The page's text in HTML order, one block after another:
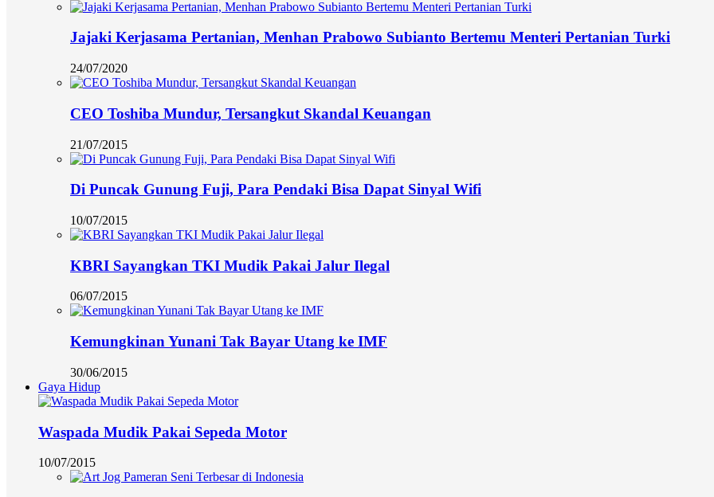
Jajaki Kerjasama Pertanian, Menhan Prabowo Subianto Bertemu Menteri Pertanian Turki
24/07/2020
CEO Toshiba Mundur, Tersangkut Skandal Keuangan
21/07/2015
Di Puncak Gunung Fuji, Para Pendaki Bisa Dapat Sinyal Wifi
10/07/2015
KBRI Sayangkan TKI Mudik Pakai Jalur Ilegal
06/07/2015
Kemungkinan Yunani Tak Bayar Utang ke IMF
30/06/2015
Gaya Hidup
Waspada Mudik Pakai Sepeda Motor
10/07/2015